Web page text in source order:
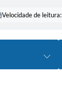
Velocidade de leitura: